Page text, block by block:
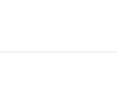
условий